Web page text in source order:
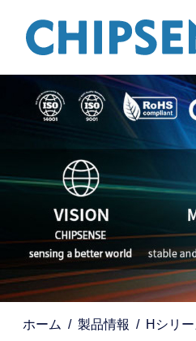
ホーム 製品情報 Hシリ